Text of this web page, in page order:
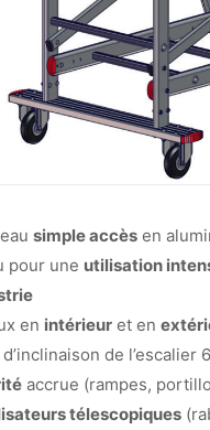
simple accès en
pour une utilisation
en intérieur et en
de l’escalier
accrue (rampes,
télescopiques